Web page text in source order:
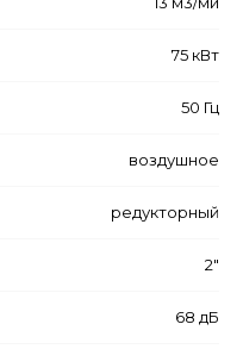
75 кВт
50 Гц
воздушное
редукторный
2"
68 дБ